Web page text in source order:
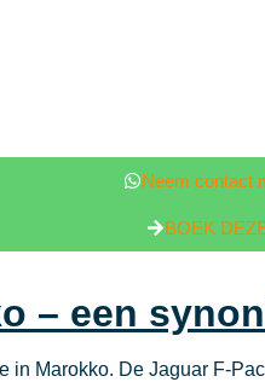
Neem contact
BOEK
– een
Marokko. De Jaguar F-